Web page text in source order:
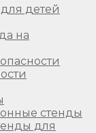
детей
на
стенды
для